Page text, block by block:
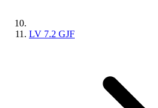
LV 7.2 GJF